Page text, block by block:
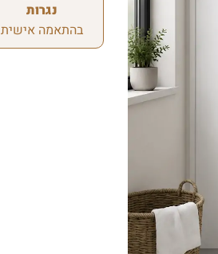
נגרות
בהתאמה אישית